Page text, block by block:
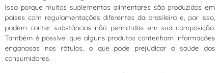
Isso porque muitos suplementos alimentares são produzidos em
países com regulamentações diferentes da brasileira e, por isso,
podem conter substâncias não permitidas em sua composição.
Também é possível que alguns produtos contenham informações
enganosas nos rótulos, o que pode prejudicar a saúde dos
consumidores.